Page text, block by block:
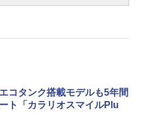
コタンク搭載モデルも5年間
ト「カラリオスマイルPlu